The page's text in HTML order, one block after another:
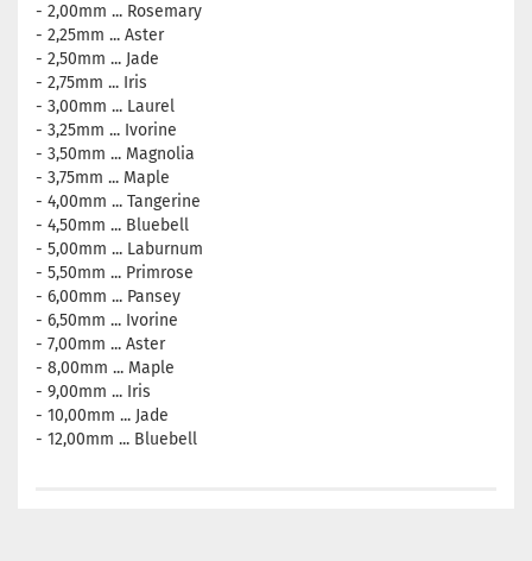
- 2,00mm ... Rosemary
- 2,25mm ... Aster
- 2,50mm ... Jade
- 2,75mm ... Iris
- 3,00mm ... Laurel
- 3,25mm ... Ivorine
- 3,50mm ... Magnolia
- 3,75mm ... Maple
- 4,00mm ... Tangerine
- 4,50mm ... Bluebell
- 5,00mm ... Laburnum
- 5,50mm ... Primrose
- 6,00mm ... Pansey
- 6,50mm ... Ivorine
- 7,00mm ... Aster
- 8,00mm ... Maple
- 9,00mm ... Iris
- 10,00mm ... Jade
- 12,00mm ... Bluebell